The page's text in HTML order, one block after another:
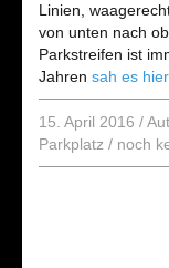
Linien,
von unten nach
Parkstreifen ist
Jahren sah es
15. April 2016 /
Parkplatz / noch